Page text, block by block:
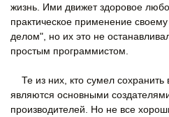
жизнь. Ими движет здоровое
практическое применение
делом", но их это не
простым программистом.
Те из них, кто сумел сохранить
являются основными
производителей. Но не все